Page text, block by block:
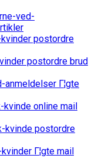
ved-
postordre
postordre brud
anmeldelser Г¦gte
kvinde online mail
kvinde postordre
Г¦gte mail